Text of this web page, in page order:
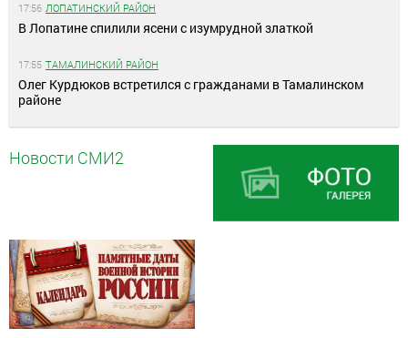
17:56 ЛОПАТИНСКИЙ РАЙОН
В Лопатине спилили ясени с изумрудной златкой
17:55 ТАМАЛИНСКИЙ РАЙОН
Олег Курдюков встретился с гражданами в Тамалинском
районе
Новости СМИ2